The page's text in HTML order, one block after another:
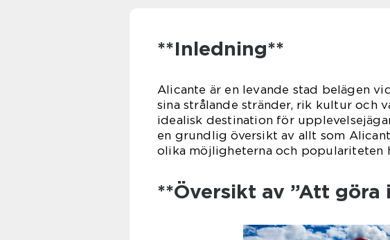
**Inledning**
Alicante är en levande stad belägen
sina strålande stränder, rik kultur och
idealisk destination för
en grundlig översikt av allt som
olika möjligheterna och populariteten
**Översikt av ”Att göra